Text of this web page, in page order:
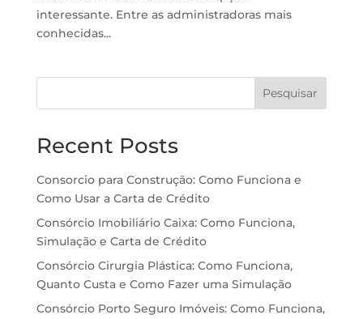
interessante. Entre as administradoras mais
conhecidas...
Pesquisar
Recent Posts
Consorcio para Construção: Como Funciona e
Como Usar a Carta de Crédito
Consórcio Imobiliário Caixa: Como Funciona,
Simulação e Carta de Crédito
Consórcio Cirurgia Plástica: Como Funciona,
Quanto Custa e Como Fazer uma Simulação
Consórcio Porto Seguro Imóveis: Como Funciona,